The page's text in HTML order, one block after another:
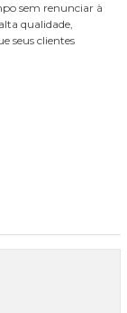
sem renunciar à
qualidade,
seus clientes